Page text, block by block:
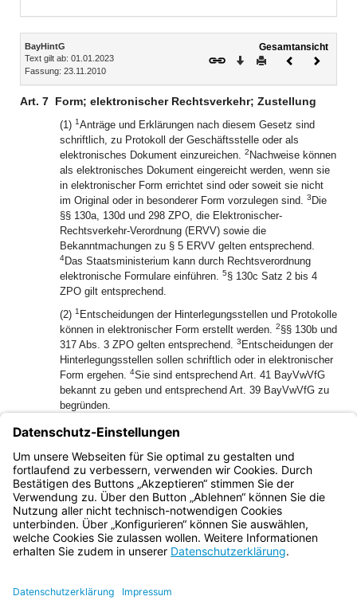
Inhalt
BayHintG
Text gilt ab: 01.01.2023
Fassung: 23.11.2010
Gesamtansicht
Download
DruckenVorheriges
Art. 7 Form; elektronischer Rechtsverkehr; Zustellung
(1) 1Anträge und Erklärungen nach diesem Gesetz sind
schriftlich, zu Protokoll der Geschäftsstelle oder als
elektronisches Dokument einzureichen. 2 Nachweise können
als elektronisches Dokument eingereicht werden, wenn sie
in elektronischer Form errichtet sind oder soweit sie nicht
im Original oder in besonderer Form vorzulegen sind. 3 Die
§§ 130a, 130d und 298 ZPO, die Elektronischer-
Rechtsverkehr-Verordnung (ERVV) sowie die
Bekanntmachungen zu § 5 ERVV gelten entsprechend.
4Das Staatsministerium kann durch Rechtsverordnung
elektronische Formulare einführen. 5§ 130c Satz 2 bis 4
ZPO gilt entsprechend.
(2) 1 Entscheidungen der Hinterlegungsstellen und Protokolle
können in elektronischer Form erstellt werden. 2§§ 130b und
317 Abs. 3 ZPO gelten entsprechend. 3 Entscheidungen der
Hinterlegungsstellen sollen schriftlich oder in elektronischer
Form ergehen. 4Sie sind entsprechend Art. 41 BayVwVfG
bekannt zu geben und entsprechend Art. 39 BayVwVfG zu
begründen.
(3) Für Zustellungen gilt das Bayerische
Verwaltungszustellungs- und Vollstreckungsgesetz.
elektronische Zustellung gelten § 169 Abs. 4 und 5 sowie §
173 ZPO entsprechend.
Bayern.de
BayernPortal
Impressum